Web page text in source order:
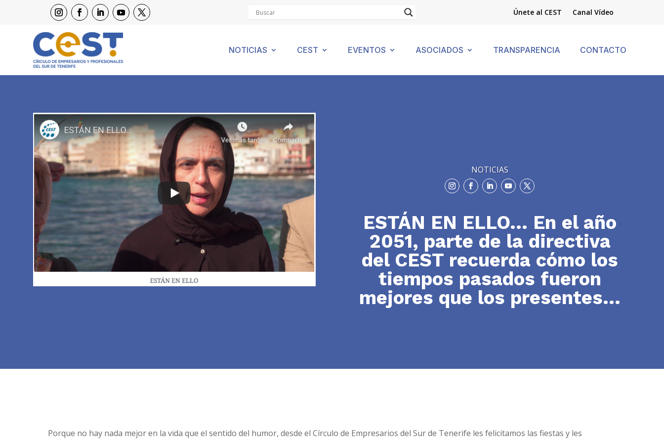
Únete al CEST Canal Vídeo
NOTICIAS CEST EVENTOS ASOCIADOS TRANSPARENCIA CONTACTO
NOTICIAS
ESTÁN EN ELLO… En el año
2051, parte de la directiva
del CEST recuerda cómo los
tiempos pasados fueron
mejores que los presentes…
Porque no hay nada mejor en la vida que el sentido del humor, desde el Círculo de Empresarios del Sur de Tenerife les felicitamos las fiestas y les